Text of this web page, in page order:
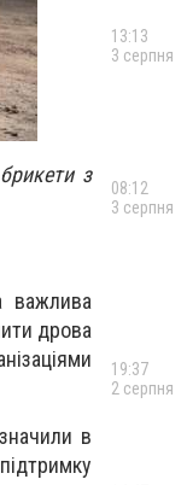
з
важлива
дрова
в
13:13
3 серпня
08:12
3 серпня
19:37
2 серпня